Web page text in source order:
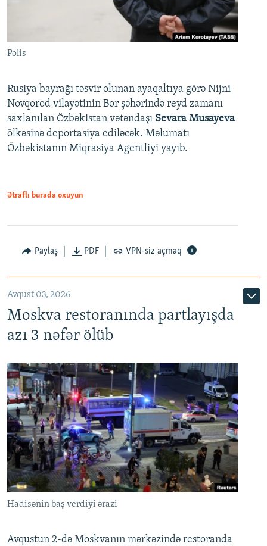
Polis
Rusiya bayrağı təsvir olunan ayaqaltıya görə Nijni
Novqorod vilayətinin Bor şəhərində reyd zamanı
saxlanılan Özbəkistan vətəndaşı Sevara Musayeva
ölkəsinə deportasiya ediləcək. Məlumatı
Özbəkistanın Miqrasiya Agentliyi yayıb.
Ətraflı burada oxuyun
Paylaş PDF VPN-siz açmaq
Avqust 03, 2026
Moskva restoranında partlayışda
azı 3 nəfər ölüb
Hadisənin baş verdiyi ərazi
Avqustun 2-də Moskvanın mərkəzində restoranda